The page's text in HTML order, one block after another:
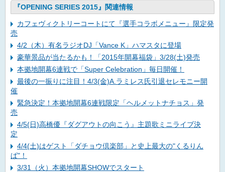
『OPENING SERIES 2015』関連情報
カフェヴィクトリーコートにて『選手コラボメニュー』限定発
売
4/2（木）有名ラジオDJ「Vance K」ハマスタに登場
豪華景品が当たるかも！「2015年開幕福袋」3/28(土)発売
本拠地開幕6連戦で「Super Celebration」毎日開催！
最後の一振りに注目！4/3(金)A.ラミレス氏引退セレモニー開
催
緊急決定！本拠地開幕6連戦限定「ヘルメットナチョス」発
売
4/5(日)高橋優『ダグアウトの向こう』主題歌ミニライブ決
定
4/4(土)はゲスト「ダチョウ倶楽部」と史上最大の"くるりん
ぱ"！
3/31（火）本拠地開幕SHOWでスタート